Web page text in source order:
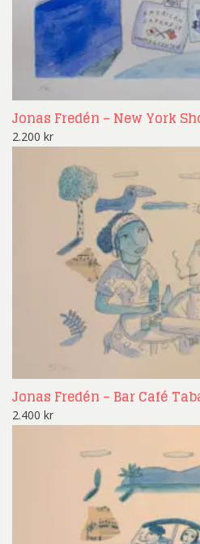
Jonas Fredén – New York
2.200 kr
Jonas Fredén – Bar Café
2.400 kr